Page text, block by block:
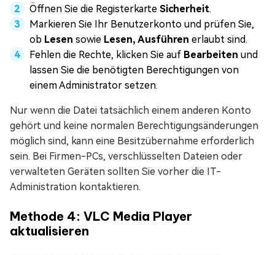
Öffnen Sie die Registerkarte Sicherheit.
Markieren Sie Ihr Benutzerkonto und prüfen Sie,
ob Lesen sowie Lesen, Ausführen erlaubt sind.
Fehlen die Rechte, klicken Sie auf Bearbeiten und
lassen Sie die benötigten Berechtigungen von
einem Administrator setzen.
Nur wenn die Datei tatsächlich einem anderen Konto
gehört und keine normalen Berechtigungsänderungen
möglich sind, kann eine Besitzübernahme erforderlich
sein. Bei Firmen-PCs, verschlüsselten Dateien oder
verwalteten Geräten sollten Sie vorher die IT-
Administration kontaktieren.
Methode 4: VLC Media Player
aktualisieren